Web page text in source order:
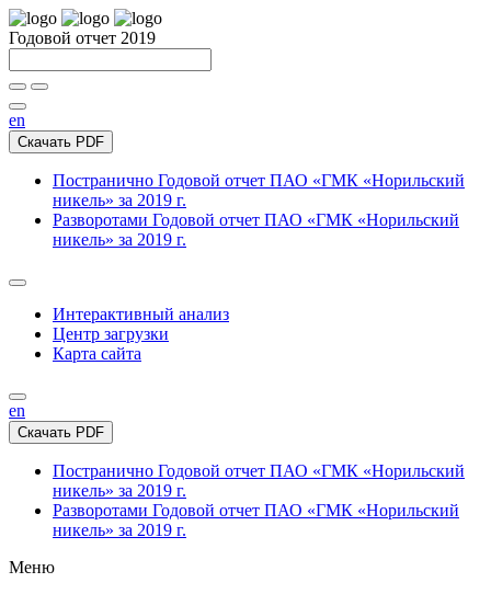
Годовой отчет 2019
en
Скачать PDF
Постранично Годовой отчет ПАО «ГМК «Норильский
никель» за 2019 г.
Разворотами Годовой отчет ПАО «ГМК «Норильский
никель» за 2019 г.
Интерактивный анализ
Центр загрузки
Карта сайта
en
Скачать PDF
Постранично Годовой отчет ПАО «ГМК «Норильский
никель» за 2019 г.
Разворотами Годовой отчет ПАО «ГМК «Норильский
никель» за 2019 г.
Меню